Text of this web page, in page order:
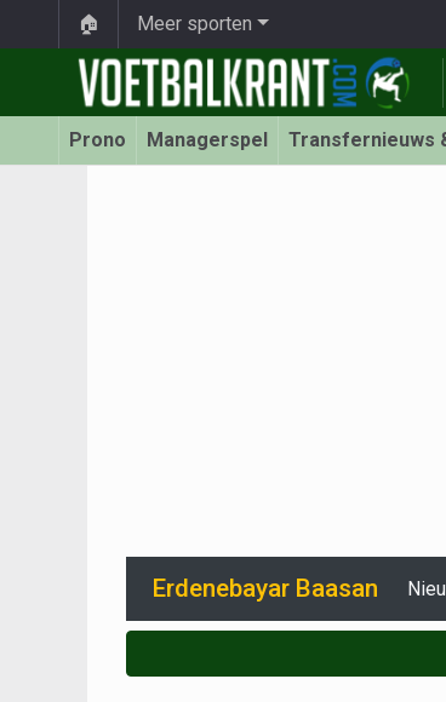
🏠 Meer sporten
Prono Managerspel Transfernieuws
Erdenebayar Baasan